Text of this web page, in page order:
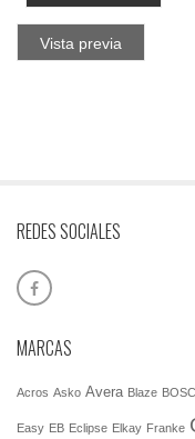
Vista previa
REDES SOCIALES
MARCAS
Acros Asko Avera Blaze
Easy EB Eclipse Elkay Franke